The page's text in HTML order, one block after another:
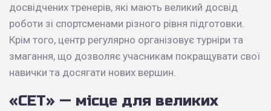
досвідчених тренерів, які мають великий досвід
роботи зі спортсменами різного рівня підготовки.
Крім того, центр регулярно організовує турніри та
змагання, що дозволяє учасникам покращувати свої
навички та досягати нових вершин.
«СЕТ» — місце для великих